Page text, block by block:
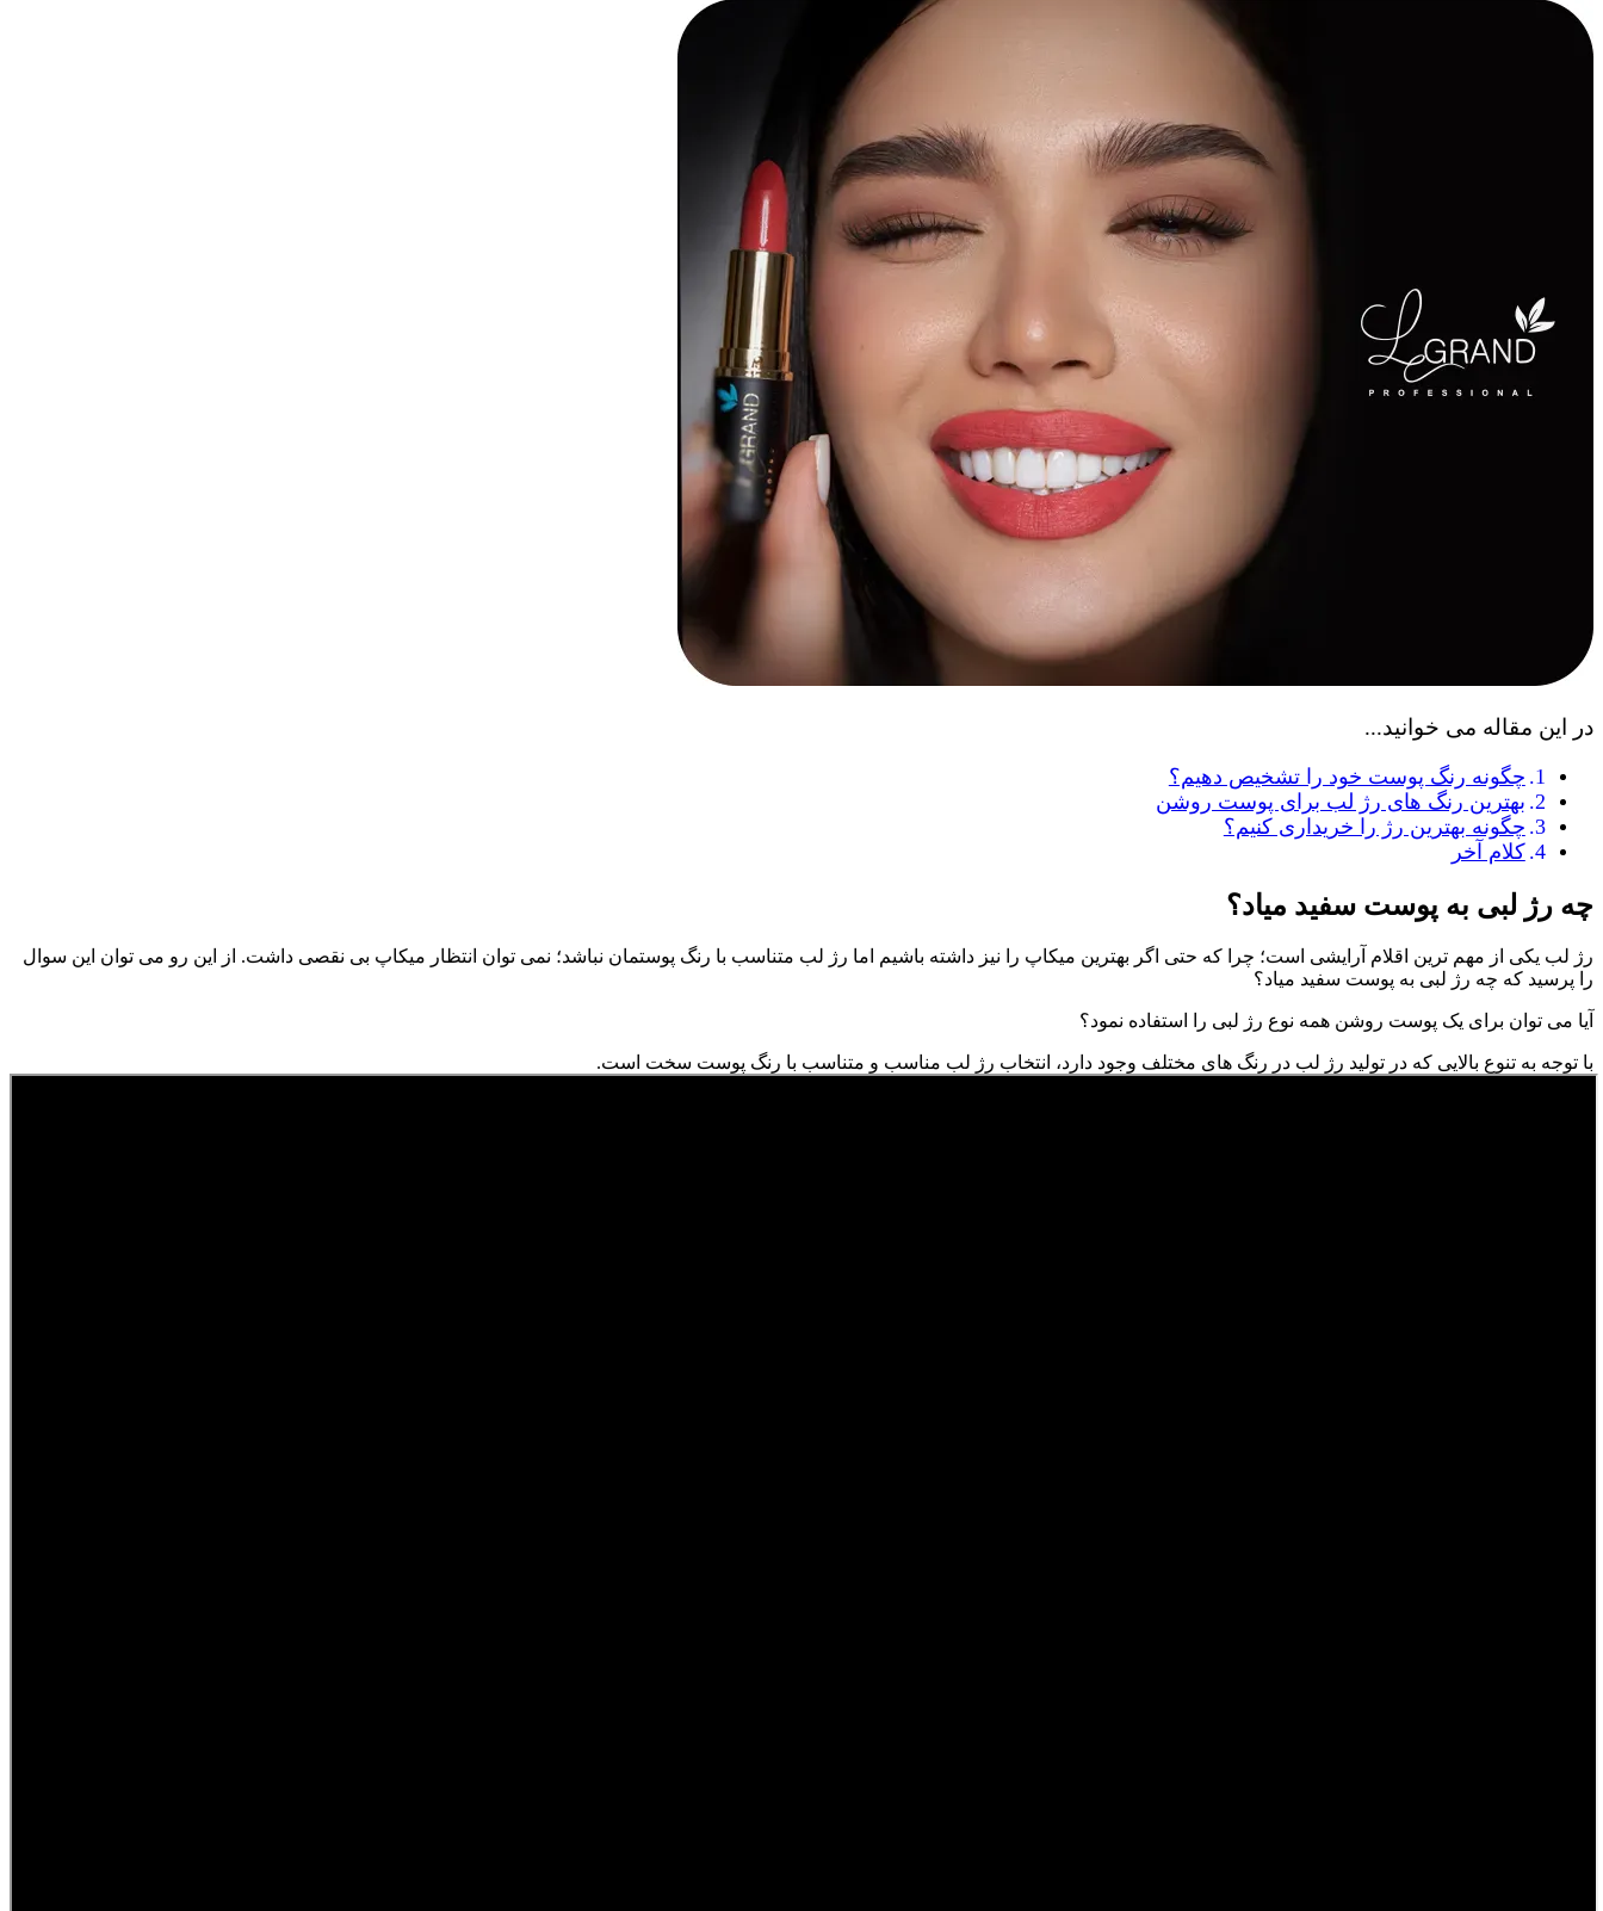
در این مقاله می خوانید...
چگونه رنگ پوست خود را تشخیص دهیم؟
بهترین رنگ های رژ لب برای پوست روشن
چگونه بهترین رژ را خریداری کنیم؟
کلام آخر
چه رژ لبی به پوست سفید میاد؟
رژ لب یکی از مهم ترین اقلام آرایشی است؛ چرا که حتی اگر بهترین میکاپ را نیز داشته باشیم اما رژ لب متناسب با رنگ پوستمان نباشد؛ نمی توان انتظار میکاپ بی نقصی داشت. از این رو می توان این سوال
را پرسید که چه رژ لبی به پوست سفید میاد؟
آیا می توان برای یک پوست روشن همه نوع رژ لبی را استفاده نمود؟
با توجه به تنوع بالایی که در تولید رژ لب در رنگ های مختلف وجود دارد، انتخاب رژ لب مناسب و متناسب با رنگ پوست سخت است.